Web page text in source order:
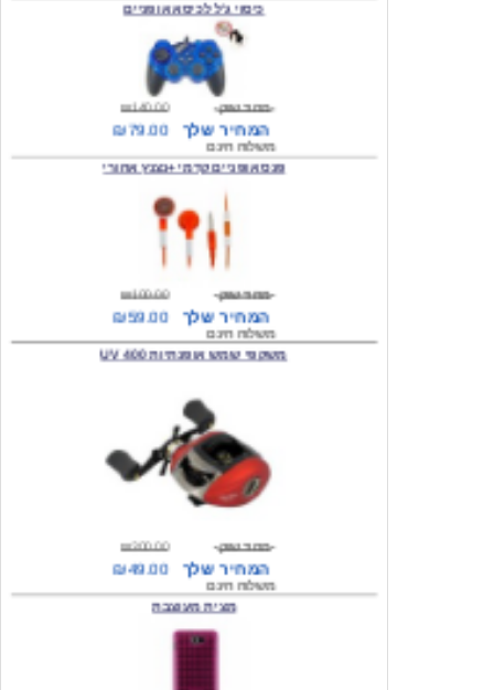
₪140.00 מחיר שוק
₪79.00 המחיר שלך
משלוח חינם
פנס אופניים קדמי +נצנץ אחורי
₪59.00 המחיר שלך
משלוח חינם
משקפי שמש אופנתיות 400 UV
מחיר שוק
משלוח חינם
מצית מעוצבת